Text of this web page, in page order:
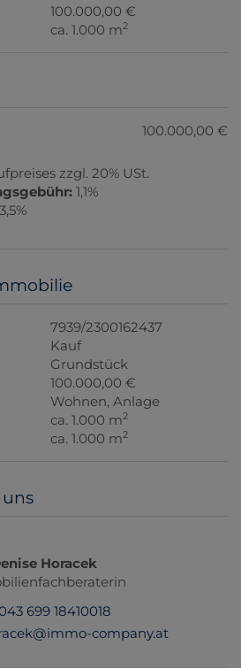
100.000,00 €
ca. 1.000 m2
100.000,00 €
zzgl. 20% USt.
1,1%
3,5%
7939/2300162437
Kauf
Grundstück
100.000,00 €
Wohnen Anlage
ca. 1.000 m2
ca. 1.000 m2
Horacek
699 18410018
company.at